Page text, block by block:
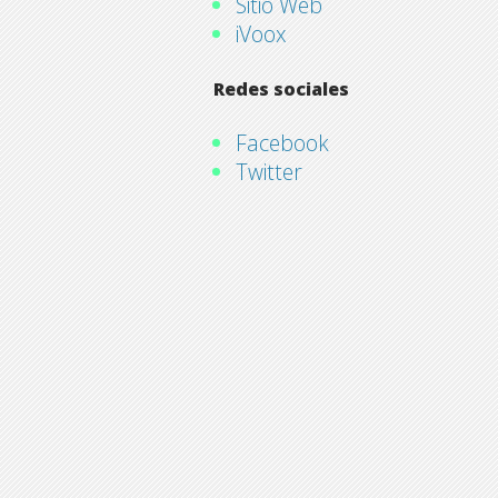
iVoox
Redes sociales
Facebook
Twitter